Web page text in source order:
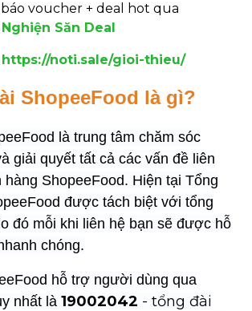
voucher + deal hot qua
Nghiện Săn Deal
https://noti.sale/gioi-thieu/
ShopeeFood là gì?
là trung tâm chăm sóc
giải quyết tất cả các vấn đề liên
ShopeeFood. Hiện tại Tổng
được tách biệt với tổng
đó mỗi khi liên hệ bạn sẽ được hỗ
chóng.
hỗ trợ người dùng qua
nhất là 19002042 - tổng đài